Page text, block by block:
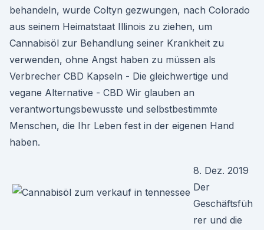
behandeln, wurde Coltyn gezwungen, nach Colorado
aus seinem Heimatstaat Illinois zu ziehen, um
Cannabisöl zur Behandlung seiner Krankheit zu
verwenden, ohne Angst haben zu müssen als
Verbrecher CBD Kapseln - Die gleichwertige und
vegane Alternative - CBD Wir glauben an
verantwortungsbewusste und selbstbestimmte
Menschen, die Ihr Leben fest in der eigenen Hand
haben.
8. Dez. 2019
Der
Geschäftsfüh
rer und die